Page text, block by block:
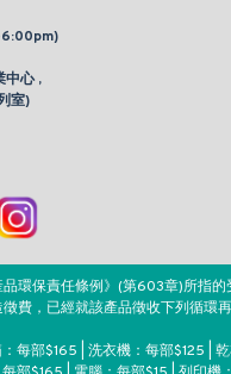
中心 ,
室)
環保責任條例》(第603章)所指的
費，已經就該產品徵收下列循環
每部$165 | 洗衣機：每部$125 |